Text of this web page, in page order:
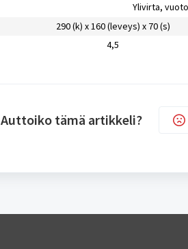
Ylivirta,
290 (k) x 160 (leveys) x 70 (s)
4,5
Auttoiko tämä artikkeli?